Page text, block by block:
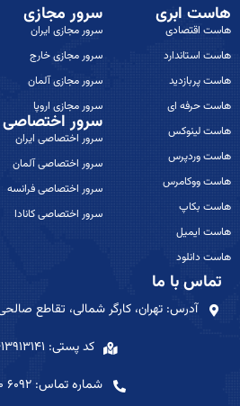
هاست ابری
هاست اقتصادی
هاست استاندارد
هاست پربازدید
هاست حرفه ای
هاست لینوکس
هاست وردپرس
هاست ووکامرس
هاست بکاپ
هاست ایمیل
هاست دانلود
سرور مجازی
سرور مجازی ایران
سرور مجازی خارج
سرور مجازی آلمان
سرور مجازی اروپا
سرور اختصاصی
سرور اختصاصی ایران
سرور اختصاصی آلمان
سرور اختصاصی فرانسه
سرور اختصاصی کانادا
تماس با ما
آدرس: تهران، کارگر شمالی، تقاطع صالحی
کد پستی: 1413913141
شماره تماس: 6092 9000